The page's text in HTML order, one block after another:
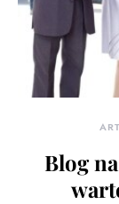
Blog